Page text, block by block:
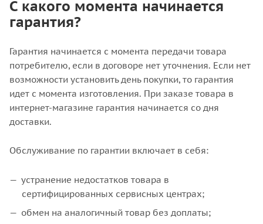
С какого момента начинается
гарантия?
Гарантия начинается с момента передачи товара
потребителю, если в договоре нет уточнения. Если нет
возможности установить день покупки, то гарантия
идет с момента изготовления. При заказе товара в
интернет-магазине гарантия начинается со дня
доставки.
Обслуживание по гарантии включает в себя:
устранение недостатков товара в
сертифицированных сервисных центрах;
обмен на аналогичный товар без доплаты;